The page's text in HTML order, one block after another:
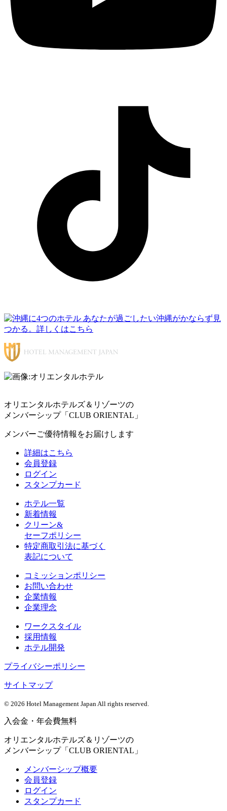
オリエンタルホテルズ＆リゾーツの
メンバーシップ「CLUB ORIENTAL」
メンバーご優待情報をお届けします
詳細はこちら
会員登録
ログイン
スタンプカード
ホテル一覧
新着情報
クリーン&
セーフポリシー
特定商取引法に基づく
表記について
コミッションポリシー
お問い合わせ
企業情報
企業理念
ワークスタイル
採用情報
ホテル開発
プライバシーポリシー
サイトマップ
© 2026 Hotel Management Japan All rights reserved.
入会金・年会費無料
オリエンタルホテルズ＆リゾーツの
メンバーシップ「CLUB ORIENTAL」
メンバーシップ概要
会員登録
ログイン
スタンプカード